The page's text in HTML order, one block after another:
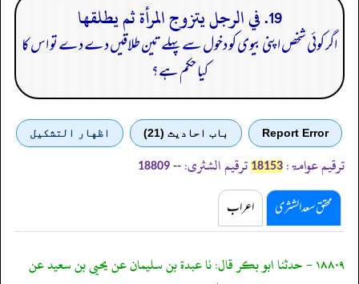
19. في الرجل يتزوج المرأة ثم يطلقها
اگر کوئی شخص اپنی بیوی کو دخول سے پہلے تین طلاقیں دے دے تو اس کا
کیا حکم ہے؟
Report Error باب احادیث (21) اظهار التشكيل
ترقیم عوامۃ: 18153 ترقیم الشثری: --
18809
محقق سعد الشثری اعراب
١٨٨٠٩ - حدثنا ابو بكر قال: نا عبدة بن سليمان عن يحيى بن سعيد عن